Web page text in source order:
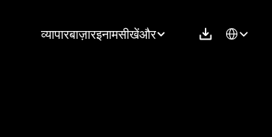
व्यापारबाज़ारइनामसीखेंऔर Select